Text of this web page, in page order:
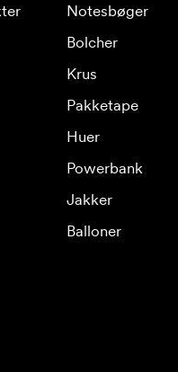
Notesbøger
Bolcher
Krus
Pakketape
Huer
Powerbank
Jakker
Balloner